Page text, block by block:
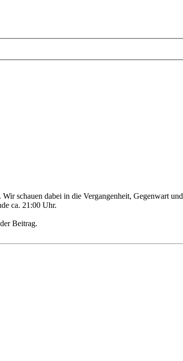
schauen dabei in die Vergangenheit, Gegenwart
ca. 21:00 Uhr.
Beitrag.